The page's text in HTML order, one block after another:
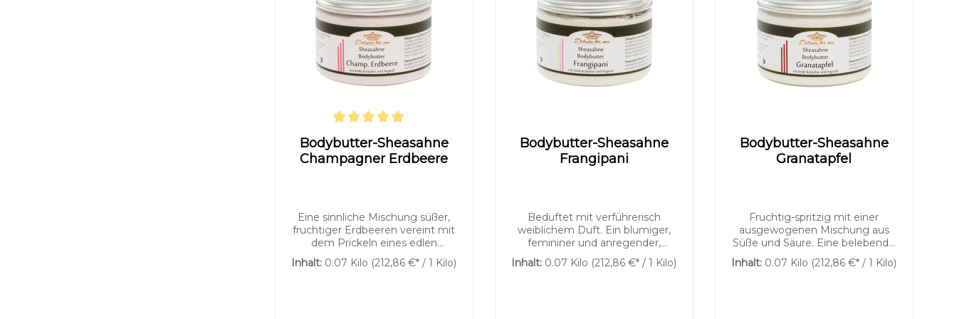
Bodybutter-Sheasahne
Champagner Erdbeere
Eine sinnliche Mischung süßer,
fruchtiger Erdbeeren vereint mit
dem Prickeln eines edlen
Champagners.Lassen Sie sich von
dieser Kreation verführen und
Inhalt: 0.07 Kilo (212,86 €* / 1 Kilo)
Bodybutter-Sheasahne
Frangipani
Beduftet mit verführerisch
weiblichem Duft. Ein blumiger,
femininer und anregender,
exotischer Duft mit einem Hauch
von Luxus. Unsere herrlich
Inhalt: 0.07 Kilo (212,86 €* / 1 Kilo)
Bodybutter-Sheasahne
Granatapfel
Fruchtig-spritzig mit einer
ausgewogenen Mischung aus
Süße und Säure. Eine belebende
moderne Komposition. Unsere
herrlich aufgeschlagene
Inhalt: 0.07 Kilo (212,86 €* / 1 Kilo)
Gut lesbare Schrift